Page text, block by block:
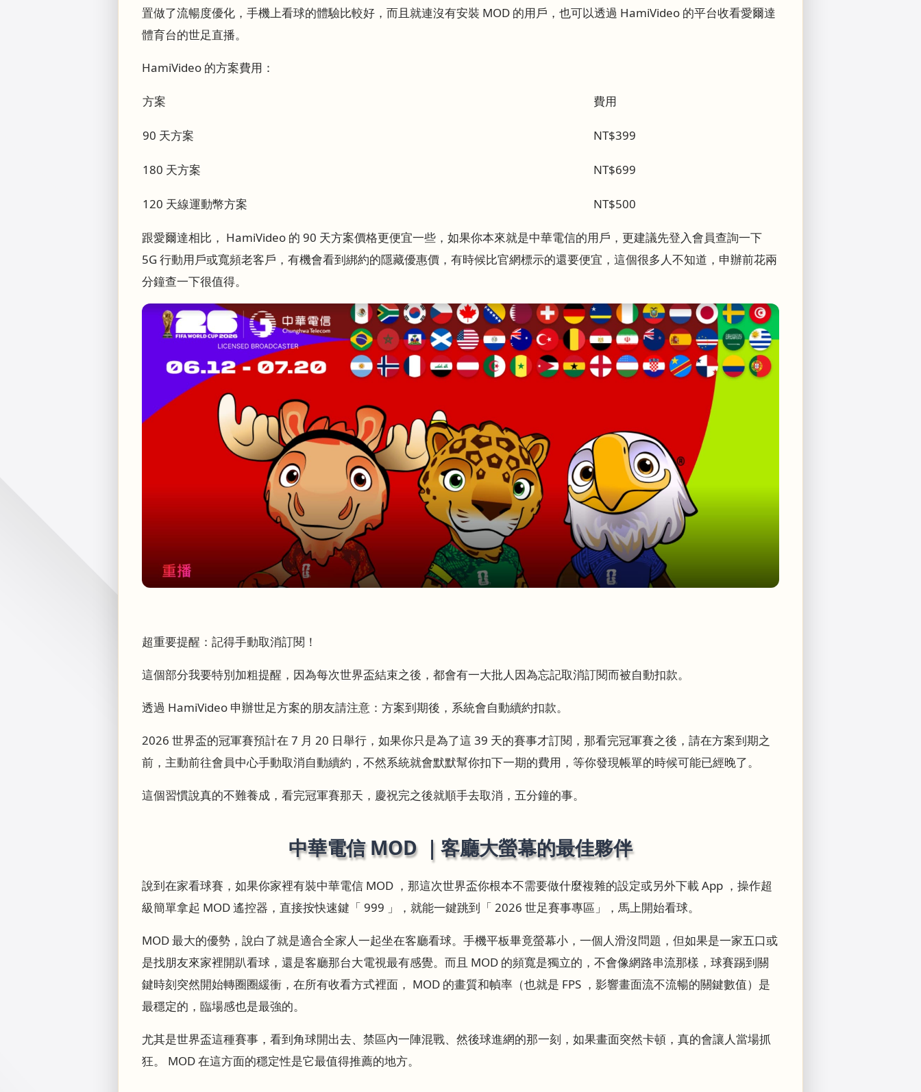
置做了流暢度優化，手機上看球的體驗比較好，而且就連沒有安裝 MOD 的用戶，也可以透過 HamiVideo 的平台收看愛爾達
體育台的世足直播。
HamiVideo 的方案費用：
方案 費用
90 天方案 NT$399
180 天方案 NT$699
120 天線運動幣方案 NT$500
跟愛爾達相比， HamiVideo 的 90 天方案價格更便宜一些，如果你本來就是中華電信的用戶，更建議先登入會員查詢一下
5G 行動用戶或寬頻老客戶，有機會看到綁約的隱藏優惠價，有時候比官網標示的還要便宜，這個很多人不知道，申辦前花兩
分鐘查一下很值得。
超重要提醒：記得手動取消訂閱！
這個部分我要特別加粗提醒，因為每次世界盃結束之後，都會有一大批人因為忘記取消訂閱而被自動扣款。
透過 HamiVideo 申辦世足方案的朋友請注意：方案到期後，系統會自動續約扣款。
2026 世界盃的冠軍賽預計在 7 月 20 日舉行，如果你只是為了這 39 天的賽事才訂閱，那看完冠軍賽之後，請在方案到期之
前，主動前往會員中心手動取消自動續約，不然系統就會默默幫你扣下一期的費用，等你發現帳單的時候可能已經晚了。
這個習慣說真的不難養成，看完冠軍賽那天，慶祝完之後就順手去取消，五分鐘的事。
中華電信 MOD ｜客廳大螢幕的最佳夥伴
說到在家看球賽，如果你家裡有裝中華電信 MOD ，那這次世界盃你根本不需要做什麼複雜的設定或另外下載 App ，操作超
級簡單拿起 MOD 遙控器，直接按快速鍵「 999 」，就能一鍵跳到「 2026 世足賽事專區」，馬上開始看球。
MOD 最大的優勢，說白了就是適合全家人一起坐在客廳看球。手機平板畢竟螢幕小，一個人滑沒問題，但如果是一家五口或
是找朋友來家裡開趴看球，還是客廳那台大電視最有感覺。而且 MOD 的頻寬是獨立的，不會像網路串流那樣，球賽踢到關
鍵時刻突然開始轉圈圈緩衝，在所有收看方式裡面， MOD 的畫質和幀率（也就是 FPS ，影響畫面流不流暢的關鍵數值）是
最穩定的，臨場感也是最強的。
尤其是世界盃這種賽事，看到角球開出去、禁區內一陣混戰、然後球進網的那一刻，如果畫面突然卡頓，真的會讓人當場抓
狂。 MOD 在這方面的穩定性是它最值得推薦的地方。